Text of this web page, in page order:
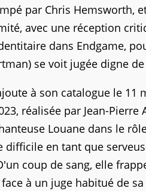
par Chris Hemsworth,
avec une réception
dans Endgame,
se voit jugée digne
à son catalogue le
réalisée par Jean-
Louane dans le
difficile en tant que
coup de sang, elle
à un juge habitué de